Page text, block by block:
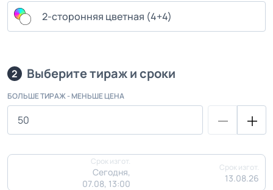
2-сторонняя цветная (4+4)
2 Выберите тираж и сроки
БОЛЬШЕ ТИРАЖ - МЕНЬШЕ ЦЕНА
Срок изгот.
Сегодня,
07.08, 13:00
Срок изгот.
13.08.26